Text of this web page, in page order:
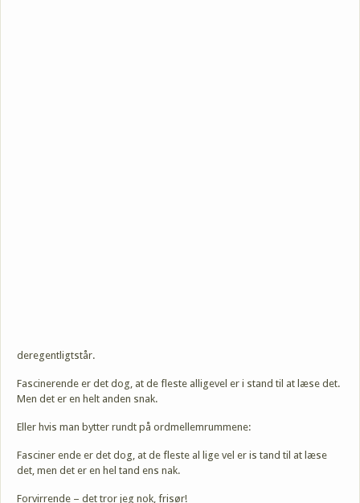
deregentligtstår.
Fascinerende er det dog, at de fleste alligevel er i stand til at læse det.
Men det er en helt anden snak.
Eller hvis man bytter rundt på ordmellemrummene:
Fasciner ende er det dog, at de fleste al lige vel er is tand til at læse
det, men det er en hel tand ens nak.
Forvirrende – det tror jeg nok, frisør!